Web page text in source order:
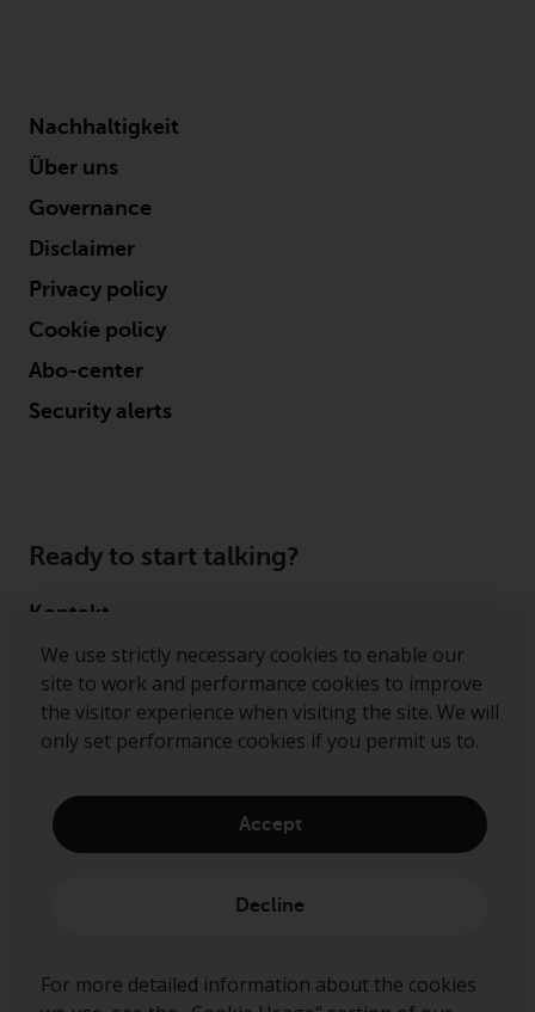
We use strictly necessary cookies to enable our
site to work and performance cookies to improve
the visitor experience when visiting the site. We will
only set performance cookies if you permit us to.
Accept
Decline
For more detailed information about the cookies
Kein Teil dieser Website darf
ohne die vorherige schriftliche
irgendeiner Weise reproduziert
werden. Copyright 2016 ©
Nachhaltigkeit
Über uns
Governance
Disclaimer
Privacy policy
Cookie policy
Abo-center
Security alerts
Ready to start talking?
Kontakt
Follow us
Redwheel ® and Ecofin ® are registered trademarks
of RWC Partners Limited. The term “Redwheel” may
including RWC Asset Management LLP, which is
authorised and regulated by the Financial Conduct
incorporated in England and Wales with its
registered number is OC332015.